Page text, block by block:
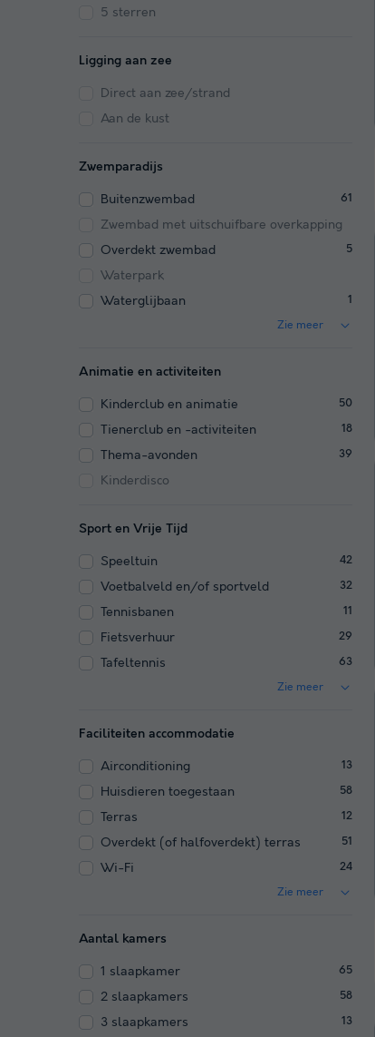
5 sterren
Ligging aan zee
Direct aan zee/strand
Aan de kust
Zwemparadijs
Buitenzwembad 61
Zwembad met uitschuifbare overkapping
Overdekt zwembad
5
Waterpark
Waterglijbaan
1
Zie meer
Animatie en activiteiten
Kinderclub en animatie 50
Tienerclub en -activiteiten 18
Thema-avonden 39
Kinderdisco
Sport en Vrije Tijd
Speeltuin 42
Voetbalveld en/of sportveld 32
Tennisbanen 11
Fietsverhuur 29
Tafeltennis 63
Zie meer
Faciliteiten accommodatie
Airconditioning 13
Huisdieren toegestaan 58
Terras 12
Overdekt (of halfoverdekt) terras 51
Wi-Fi 24
Zie meer
Aantal kamers
1 slaapkamer 65
2 slaapkamers 58
3 slaapkamers 13